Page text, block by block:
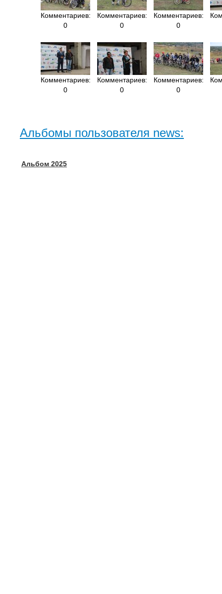
Комментариев:
0
Комментариев:
0
Комментариев:
0
Комментариев:
0
Комментариев:
0
Комментариев:
0
Альбомы пользователя news:
Альбом 2025